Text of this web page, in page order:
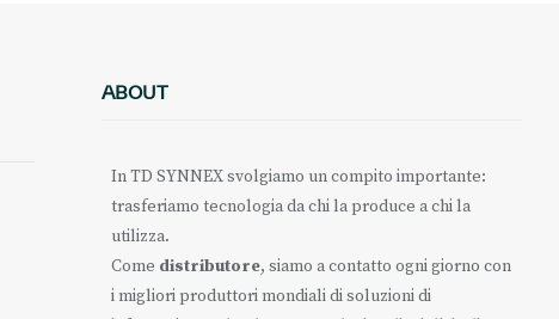
ABOUT
In TD SYNNEX svolgiamo un compito importante:
trasferiamo tecnologia da chi la produce a chi la
utilizza.
Come distributore, siamo a contatto ogni giorno con
i migliori produttori mondiali di soluzioni di